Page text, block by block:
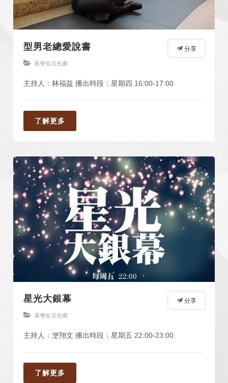
分享
型男老總愛說書
美學生活光廊
主持人：林福益 播出時段：星期四 16:00-17:00
了解更多
分享
星光大銀幕
美學生活光廊
主持人：塗翔文 播出時段：星期五 22:00-23:00
了解更多